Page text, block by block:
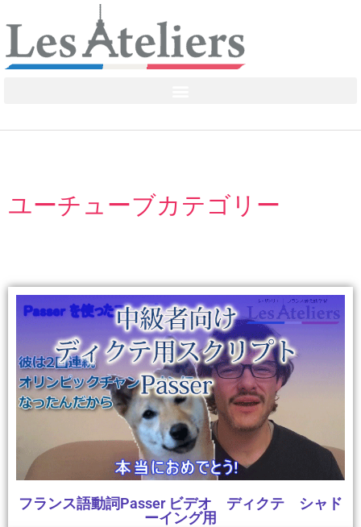
ユーチューブカテゴリー
フランス語動詞Passer ビデオ ディクテ シャド
ーイング用